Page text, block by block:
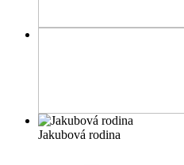
Jakubová rodina